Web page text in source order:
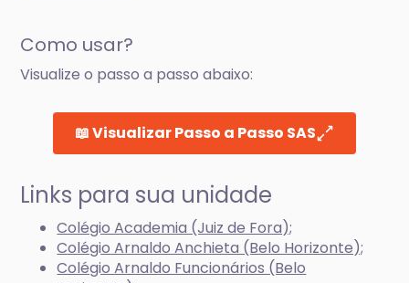
Como usar?
Visualize o passo a passo abaixo:
📖 Visualizar Passo a Passo SAS
Links para sua unidade
Colégio Academia (Juiz de Fora);
Colégio Arnaldo Anchieta (Belo Horizonte);
Colégio Arnaldo Funcionários (Belo